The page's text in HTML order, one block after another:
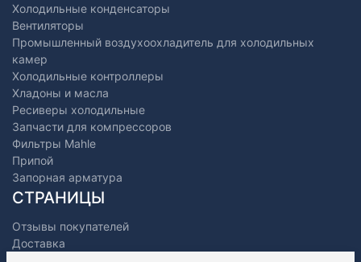
Холодильные конденсаторы
Вентиляторы
Промышленный воздухоохладитель для холодильных
камер
Холодильные контроллеры
Хладоны и масла
Ресиверы холодильные
Запчасти для компрессоров
Фильтры Mahle
Припой
Запорная арматура
СТРАНИЦЫ
Отзывы покупателей
Доставка